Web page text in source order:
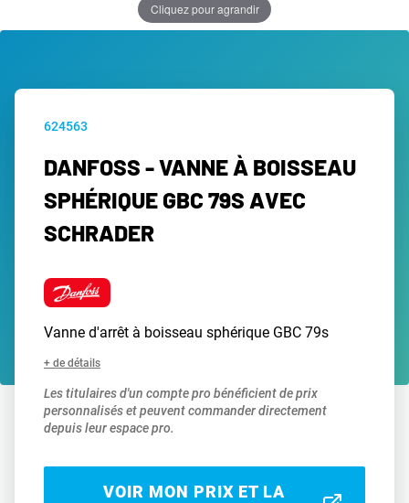
Cliquez pour agrandir
624563
DANFOSS - VANNE À BOISSEAU
SPHÉRIQUE GBC 79S AVEC
SCHRADER
Vanne d'arrêt à boisseau sphérique GBC 79s
+ de détails
Les titulaires d'un compte pro bénéficient de prix
personnalisés et peuvent commander directement
depuis leur espace pro.
VOIR MON PRIX ET LA